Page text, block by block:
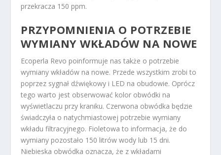
przekracza 150 ppm.
PRZYPOMNIENIA O POTRZEBIE
WYMIANY WKŁADÓW NA NOWE
Ecoperla Revo poinformuje nas także o potrzebie
wymiany wkładów na nowe. Przede wszystkim zrobi to
poprzez sygnał dźwiękowy i LED na obudowie. Oprócz
tego warto jest obserwować kolor obwódki na
wyświetlaczu przy kraniku. Czerwona obwódka będzie
świadczyła o natychmiastowej potrzebie wymiany
wkładu filtracyjnego. Fioletowa to informacja, że do
wymiany pozostało 150 litrów wody lub 15 dni.
Niebieska obwódka oznacza, że z wkładami